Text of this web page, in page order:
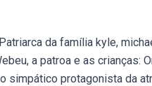
da família kyle,
a patroa e as
simpático protagonista da